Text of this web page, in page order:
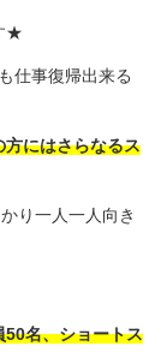
★
仕事復帰出来る
方にはさらなるス
り一人一人向き
50名、ショートス